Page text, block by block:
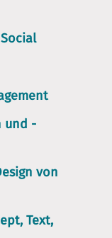
Social
und -
von
Text,